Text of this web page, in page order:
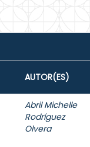
AUTOR(ES)
Abril Michelle
Rodríguez
Olvera